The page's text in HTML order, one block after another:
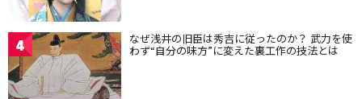
4 なぜ浅井の旧臣は秀吉に従ったのか？ 武力を使
わず“自分の味方”に変えた裏工作の技法とは